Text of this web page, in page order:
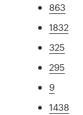
863
1832
325
295
9
1438